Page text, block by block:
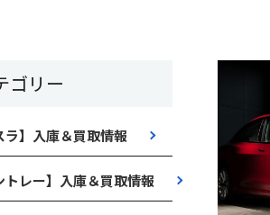
ゴリー
ラ】入庫＆買取情報
トレー】入庫＆買取情報